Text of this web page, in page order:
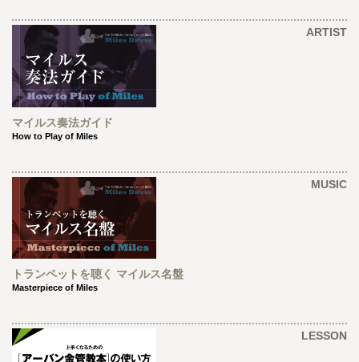
ARTIST
マイルス奏法ガイド
How to Play of Miles
MUSIC
トランペットを聴く マイルス名盤
Masterpiece of Miles
LESSON